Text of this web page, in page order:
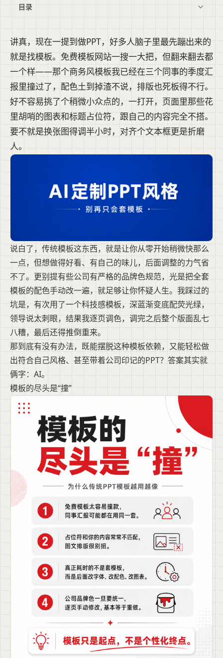
目录
讲真，现在一提到做PPT，好多人脑子里最先蹦出来的
就是找模板。免费模板网站一搜一大把，但翻来翻去都
一个样——那个商务风模板我已经在三个同事的季度汇
报里撞过了，配色土到掉渣不说，排版也死板得不行。
好不容易挑了个稍微小众点的，一打开，页面里那些花
里胡哨的图表和标题占位符，跟自己的内容完全不搭。
要不就是换张图得调半小时，对齐个文本框更是折磨
人。
说白了，传统模板这东西，就是让你从零开始稍微快那么
一点，但想做得好看、有自己的味儿，后面调整的力气省
不了。更别提有些公司有严格的品牌色规范，光是把全套
模板的配色手动改一遍，就足够让你怀疑人生。我踩过的
坑是，有次用了一个科技感模板，深蓝渐变底配荧光绿，
领导说太刺眼，结果我逐页调色，调完之后整个版面乱七
八糟，最后还得推倒重来。
那到底有没有办法，既能摆脱这种模板依赖，又能轻松做
出符合自己风格、甚至带着公司印记的PPT？答案其实就
俩字：AI。
模板的尽头是“撞”